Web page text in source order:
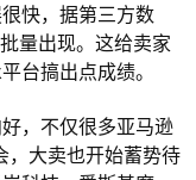
快，据第三方数
量出现。这给卖家
台搞出点成绩。
，不仅很多亚马逊
，大卖也开始蓄势待